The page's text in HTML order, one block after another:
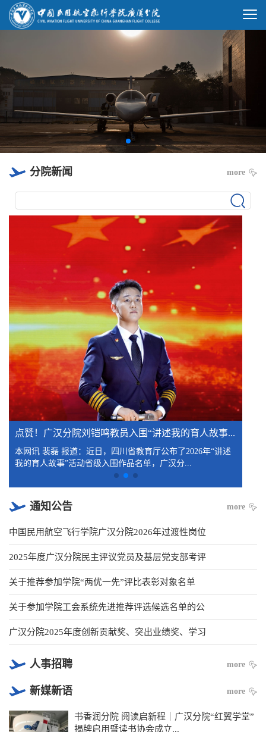
分院新闻 more
点赞！广汉分院刘铠鸣教员入围“讲述我的育人故事...
本网讯 裴磊 报道：近日，四川省教育厅公布了2026年“讲述
我的育人故事”活动省级入围作品名单，广汉分...
通知公告 more
中国民用航空飞行学院广汉分院2026年过渡性岗位
2025年度广汉分院民主评议党员及基层党支部考评
关于推荐参加学院“两优一先”评比表彰对象名单
关于参加学院工会系统先进推荐评选候选名单的公
广汉分院2025年度创新贡献奖、突出业绩奖、学习
人事招聘 more
新媒新语 more
书香润分院 阅读启新程｜广汉分院“红翼学堂”
揭牌启用暨读书协会成立...